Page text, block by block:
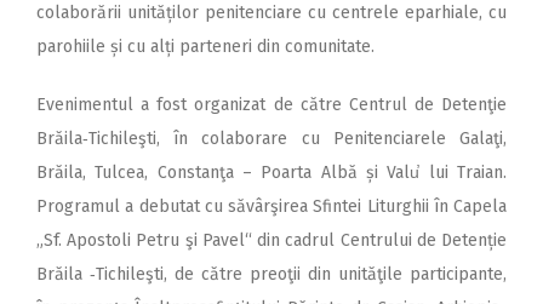
colaborării unităților penitenciare cu centrele eparhiale, cu
parohiile și cu alți parteneri din comunitate.
Evenimentul a fost organizat de către Centrul de Detenţie
Brăila‑Tichileşti, în colaborare cu Penitenciarele Galaţi,
Brăila, Tulcea, Constanţa – Poarta Albă și Valu̕ lui Traian.
Programul a debutat cu săvârşirea Sfintei Liturghii în Capela
„Sf. Apostoli Petru şi Pavel“ din cadrul Centrului de Detenție
Brăila ‑Tichileşti, de către preoţii din unităţile participante,